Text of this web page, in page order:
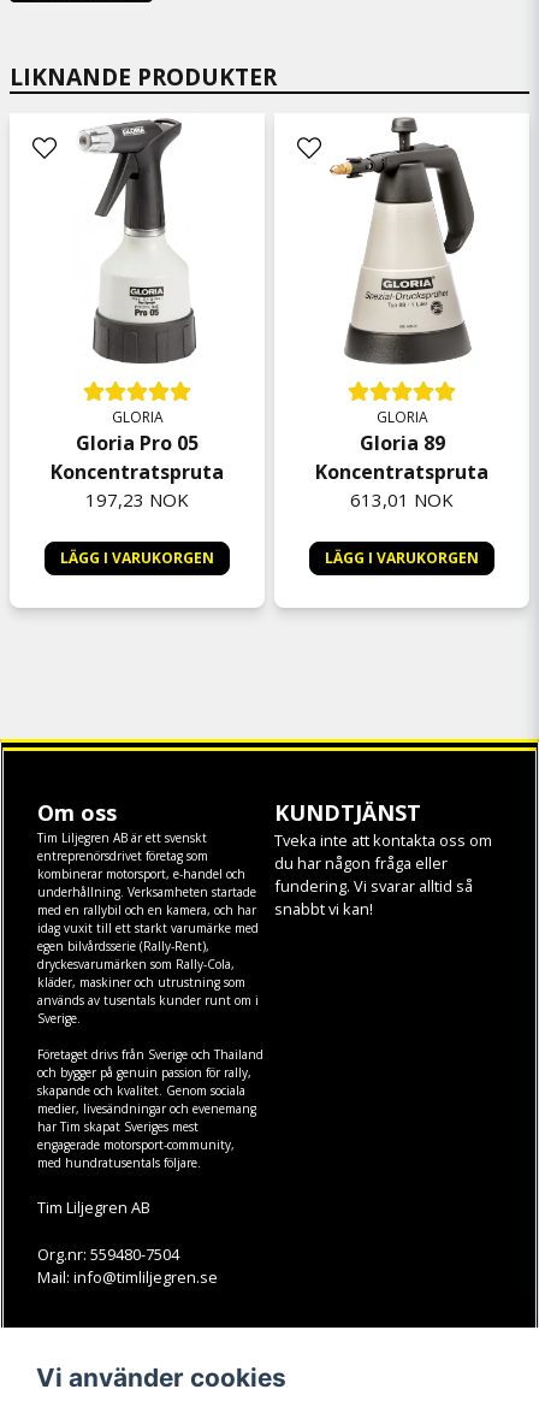
LIKNANDE PRODUKTER
GLORIA
Gloria Pro 05
Koncentratspruta
197,23 NOK
LÄGG I VARUKORGEN
GLORIA
Gloria 89
Koncentratspruta
613,01 NOK
LÄGG I VARUKORGEN
Om oss
Tim Liljegren AB är ett svenskt
entreprenörsdrivet företag som
kombinerar motorsport, e-handel och
underhållning. Verksamheten startade
med en rallybil och en kamera, och har
idag vuxit till ett starkt varumärke med
egen bilvårdsserie (Rally-Rent),
dryckesvarumärken som Rally-Cola,
kläder, maskineroch utrustning som
används av tusentals kunder runt om i
Sverige.
Företaget drivs från Sverige och Thailand
och bygger på genuin passion för rally,
skapande och kvalitet. Genom sociala
medier, livesändningar och evenemang
har Tim skapat Sveriges mest
engagerade motorsport-community,
med hundratusentals följare.
Tim Liljegren AB
Org.nr: 559480-7504
Mail: info@timliljegren.se
KUNDTJÄNST
Tveka inte att kontakta oss om
du har någon fråga eller
fundering. Vi svarar alltid så
snabbt vi kan!
Köpvillkor
Vi använder cookies